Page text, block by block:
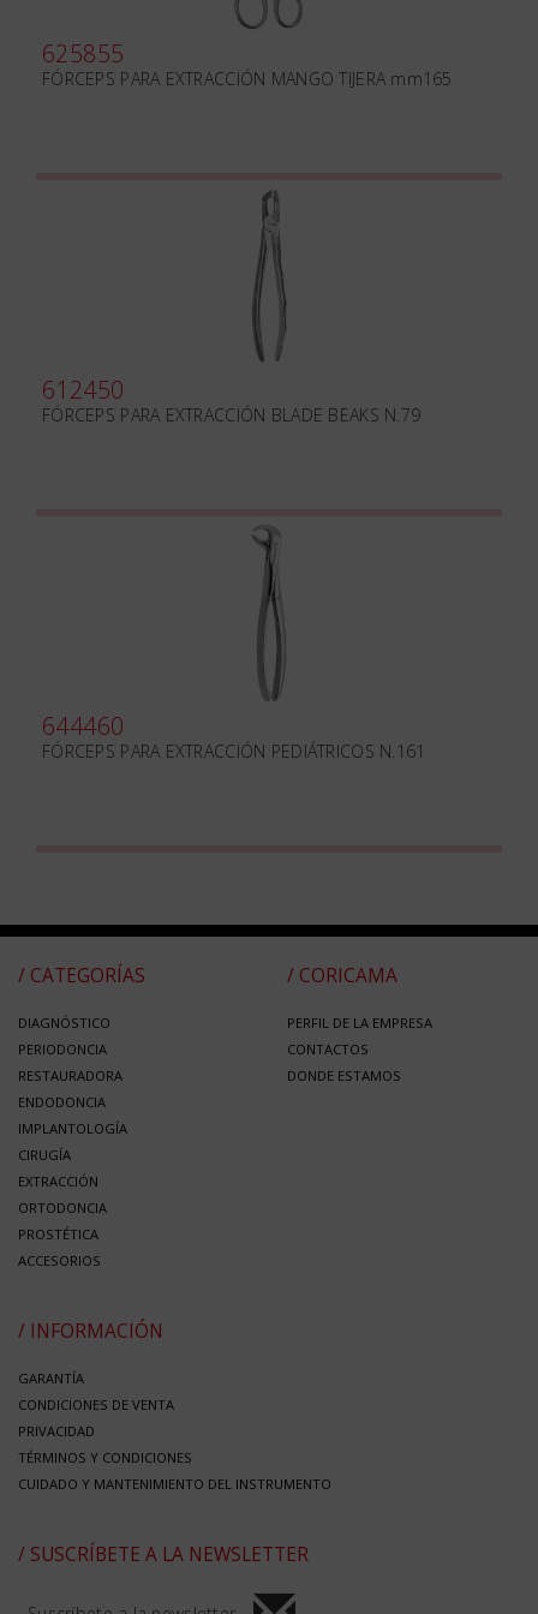
625855
FÓRCEPS PARA EXTRACCIÓN MANGO TIJERA mm165
612450
FÓRCEPS PARA EXTRACCIÓN BLADE BEAKS N.79
644460
FÓRCEPS PARA EXTRACCIÓN PEDIÁTRICOS N.161
/ CATEGORÍAS
DIAGNÓSTICO
PERIODONCIA
RESTAURADORA
ENDODONCIA
IMPLANTOLOGÍA
CIRUGÍA
EXTRACCIÓN
ORTODONCIA
PROSTÉTICA
ACCESORIOS
/ CORICAMA
PERFIL DE LA EMPRESA
CONTACTOS
DONDE ESTAMOS
/ INFORMACIÓN
GARANTÍA
CONDICIONES DE VENTA
PRIVACIDAD
TÉRMINOS Y CONDICIONES
CUIDADO Y MANTENIMIENTO DEL INSTRUMENTO
/ SUSCRÍBETE A LA NEWSLETTER